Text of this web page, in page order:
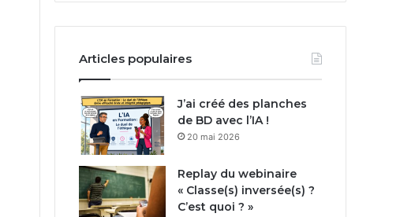
Articles populaires
J’ai créé des planches
de BD avec l’IA !
20 mai 2026
Replay du webinaire
« Classe(s) inversée(s) ?
C’est quoi ? »